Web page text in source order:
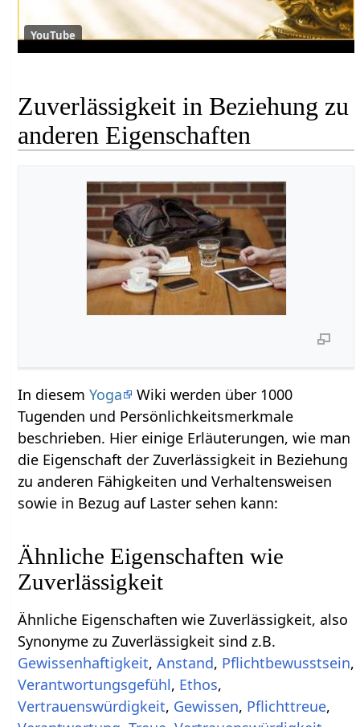
YouTube
Zuverlässigkeit in Beziehung zu
anderen Eigenschaften
In diesemYoga
Wiki werden über 1000
Tugenden und Persönlichkeitsmerkmale
beschrieben. Hier einige Erläuterungen, wie man
die Eigenschaft der Zuverlässigkeit in Beziehung
zu anderen Fähigkeiten und Verhaltensweisen
sowie in Bezug auf Laster sehen kann:
Ähnliche Eigenschaften wie
Zuverlässigkeit
Ähnliche Eigenschaften wie Zuverlässigkeit, also
Synonyme zu Zuverlässigkeit sind z.B.
Gewissenhaftigkeit,Anstand, Pflichtbewusstsein,
Verantwortungsgefühl, Ethos,
Vertrauenswürdigkeit, Gewissen, Pflichttreue,